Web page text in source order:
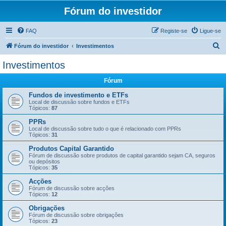
Fórum do investidor
FAQ Ligue-se
Registe-se
Fórum do investidor Investimentos
r
Investimentos
Fórum
Fundos de investimento e ETFs
Local de discussão sobre fundos e ETFs
Tópicos: 87
PPRs
Local de discussão sobre tudo o que é relacionado com PPRs
Tópicos: 31
Produtos Capital Garantido
Fórum de discussão sobre produtos de capital garantido sejam CA, seguros
ou depósitos
Tópicos: 35
Acções
Fórum de discussão sobre acções
Tópicos: 12
Obrigações
Fórum de discussão sobre obrigações
Tópicos: 23